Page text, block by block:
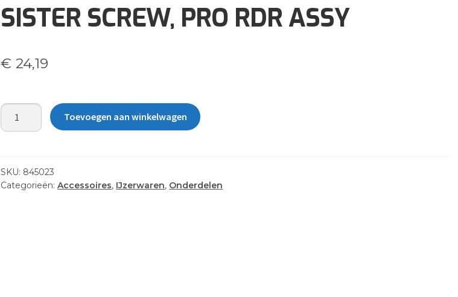
SISTER SCREW, PRO RDR ASSY
€ 24,19
SISTER
SCREW,
ASSY
aantal
Toevoegen aan winkelwagen
SKU: 845023
Categorieën:Accessoires, IJzerwaren, Onderdelen